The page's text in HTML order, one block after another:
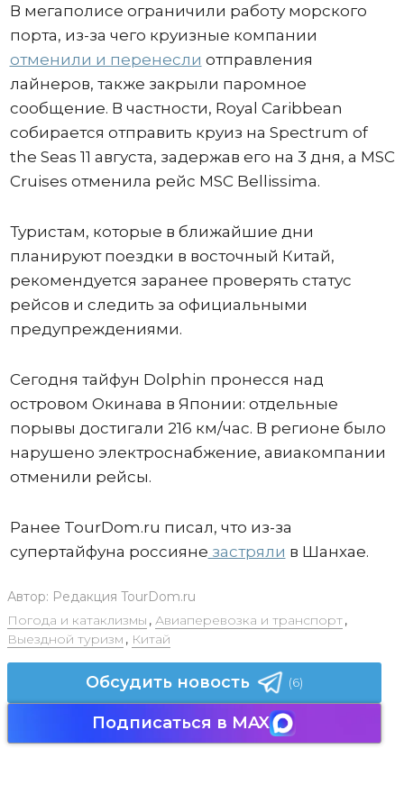
В мегаполисе ограничили работу морского
порта, из-за чего круизные компании
отменили и перенесли отправления
лайнеров, также закрыли паромное
сообщение. В частности, Royal Caribbean
собирается отправить круиз на Spectrum of
the Seas 11 августа, задержав его на 3 дня, а MSC
Cruises отменила рейс MSC Bellissima.
Туристам, которые в ближайшие дни
планируют поездки в восточный Китай,
рекомендуется заранее проверять статус
рейсов и следить за официальными
предупреждениями.
Сегодня тайфун Dolphin пронесся над
островом Окинава в Японии: отдельные
порывы достигали 216 км/час. В регионе было
нарушено электроснабжение, авиакомпании
отменили рейсы.
Ранее TourDom.ru писал, что из-за
супертайфуна россияне застряли в Шанхае.
Автор: Редакция TourDom.ru
Погода и катаклизмы , Авиаперевозка и транспорт,
Выездной туризм , Китай
Обсудить новость (6)
Подписаться в MAX